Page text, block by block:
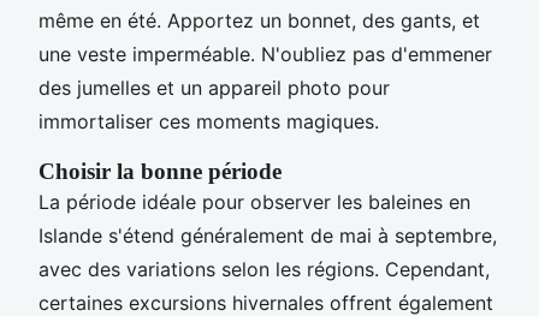
même en été. Apportez un bonnet, des gants, et
une veste imperméable. N'oubliez pas d'emmener
des jumelles et un appareil photo pour
immortaliser ces moments magiques.
Choisir la bonne période
La période idéale pour observer les baleines en
Islande s'étend généralement de mai à septembre,
avec des variations selon les régions. Cependant,
certaines excursions hivernales offrent également